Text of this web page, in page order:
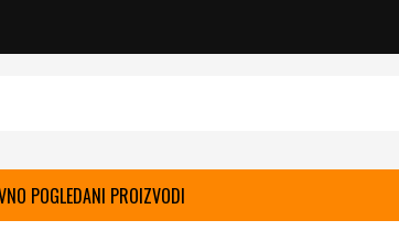
POGLEDANI PROIZVODI